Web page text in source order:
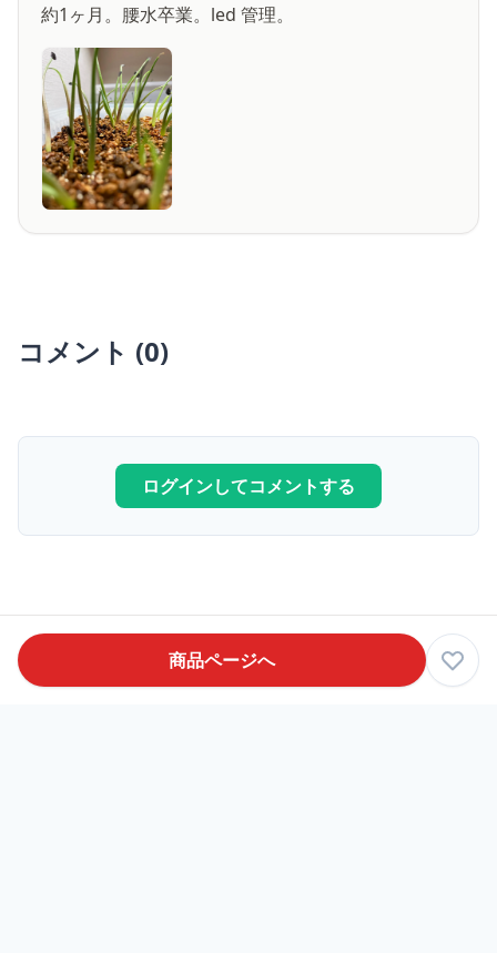
約1ヶ月。腰水卒業。led 管理。
コメント (0)
ログインしてコメントする
商品ページへ